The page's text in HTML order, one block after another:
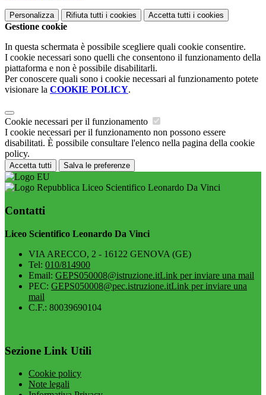
Personalizza Rifiuta tutti i cookies Accetta tutti i cookies
Gestione cookie
In questa schermata è possibile scegliere quali cookie consentire.
I cookie necessari sono quelli che consentono il funzionamento della
piattaforma e non è possibile disabilitarli.
Per conoscere quali sono i cookie necessari al funzionamento potete
visionare la COOKIE POLICY.
Cookie necessari per il funzionamento
I cookie necessari per il funzionamento non possono essere
disabilitati. È possibile consultare l'elenco nella pagina della cookie
policy.
Accetta tutti Salva le preferenze
Liceo Scientifico Leonardo Da Vinci
Contatti
Liceo Scientifico Leonardo Da Vinci
VIA ARECCO, 2 - 16122 GENOVA (GE)
Tel: 010/814900
Email: GEPS050008@istruzione.itLink per inviare una mail
PEC: GEPS050008@pec.istruzione.itLink per inviare una
mail
C.F.: 80039690104
Sezione Link Utili
Cookie policy
Note legali